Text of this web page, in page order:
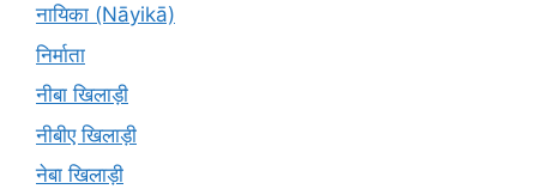
नायिका (Nāyikā)
निर्माता
नीबा खिलाड़ी
नीबीए खिलाड़ी
नेबा खिलाड़ी